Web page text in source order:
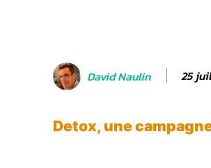
David Naulin 25
Detox, une